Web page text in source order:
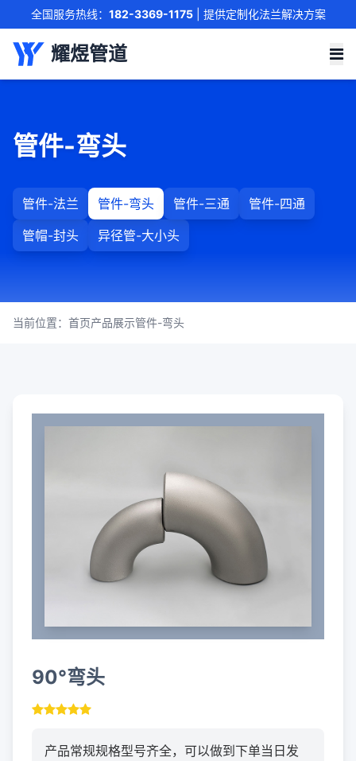
全国服务热线： 182-3369-1175| 提供定制化法兰解决方案
耀煜管道
联系我们
管件-弯头
管件-法兰 管件-弯头 管件-三通
管件-四通
管帽-封头
异径管-大小头
当前位置： 首页产品展示管件-弯头
90°弯头
产品常规规格型号齐全，可以做到下单当日发